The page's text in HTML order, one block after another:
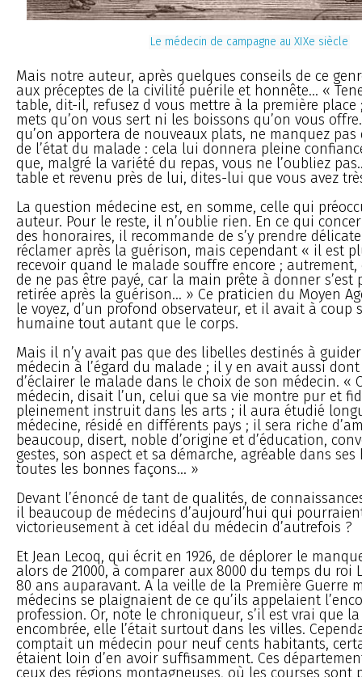
Le médecin de campagne au XIXe siècle
Mais notre auteur, après quelques conseils de ce
aux préceptes de la civilité puérile et honnête... «
table, dit-il, refusez d vous mettre à la première place
mets qu’on vous sert ni les boissons qu’on vous
qu’on apportera de nouveaux plats, ne manquez
de l’état du malade : cela lui donnera pleine
que, malgré la variété du repas, vous ne l’oubliez
table et revenu près de lui, dites-lui que vous avez
La question médecine est, en somme, celle qui
auteur. Pour le reste, il n’oublie rien. En ce qui
des honoraires, il recommande de s’y prendre
réclamer après la guérison, mais cependant « il est
recevoir quand le malade souffre encore ;
de ne pas être payé, car la main prête à donner s’est
retirée après la guérison... » Ce praticien du Moyen
le voyez, d’un profond observateur, et il avait à coup
humaine tout autant que le corps.
Mais il n’y avait pas que des libelles destinés à
médecin à l’égard du malade ; il y en avait aussi
d’éclairer le malade dans le choix de son médecin. «
médecin, disait l’un, celui que sa vie montre pur et
pleinement instruit dans les arts ; il aura étudié
médecine, résidé en différents pays ; il sera riche
beaucoup, disert, noble d’origine et d’éducation,
gestes, son aspect et sa démarche, agréable dans
toutes les bonnes façons... »
Devant l’énoncé de tant de qualités, de
il beaucoup de médecins d’aujourd’hui qui
victorieusement à cet idéal du médecin d’autrefois ?
Et Jean Lecoq, qui écrit en 1926, de déplorer le
alors de 21000, à comparer aux 8000 du temps du roi
80 ans auparavant. A la veille de la Première Guerre
médecins se plaignaient de ce qu’ils appelaient
profession. Or, note le chroniqueur, s’il est vrai que
encombrée, elle l’était surtout dans les villes.
comptait un médecin pour neuf cents habitants,
étaient loin d’en avoir suffisamment. Ces
ceux des régions montagneuses, où les courses sont